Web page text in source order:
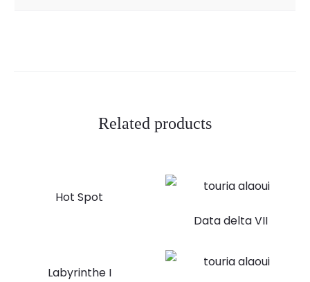
Related products
Hot Spot
Data delta VII
Labyrinthe I